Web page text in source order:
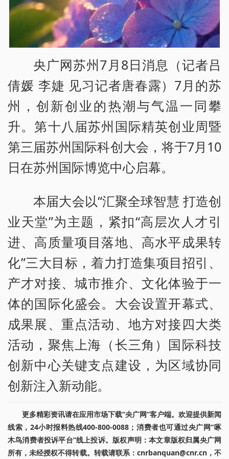
央广网苏州7月8日消息（记者吕
倩媛 李婕 见习记者唐春露）7月的苏
州，创新创业的热潮与气温一同攀
升。第十八届苏州国际精英创业周暨
第三届苏州国际科创大会，将于7月10
日在苏州国际博览中心启幕。
本届大会以“汇聚全球智慧 打造创
业天堂”为主题，紧扣“高层次人才引
进、高质量项目落地、高水平成果转
化”三大目标，着力打造集项目招引、
产才对接、城市推介、文化体验于一
体的国际化盛会。大会设置开幕式、
成果展、重点活动、地方对接四大类
活动，聚焦上海（长三角）国际科技
创新中心关键支点建设，为区域协同
创新注入新动能。
更多精彩资讯请在应用市场下载“央广网”客户端。欢迎提供新闻
线索，24小时报料热线400-800-0088；消费者也可通过央广网“啄
木鸟消费者投诉平台”线上投诉。版权声明：本文章版权归属央广网
所有，未经授权不得转载。转载请联系：cnrbanquan@cnr.cn，不